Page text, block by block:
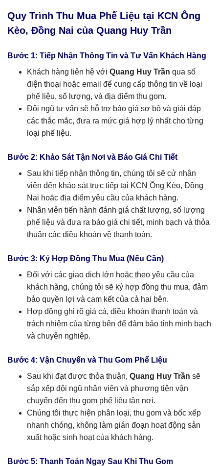
Quy Trình Thu Mua Phế Liệu tại KCN Ông
Kèo, Đồng Nai của Quang Huy Trần
Bước 1: Tiếp Nhận Thông Tin và Tư Vấn Khách Hàng
Khách hàng liên hệ với Quang Huy Trần qua số
điện thoại hoặc email để cung cấp thông tin về loại
phế liệu, số lượng, và địa điểm thu gom.
Đội ngũ tư vấn sẽ hỗ trợ báo giá sơ bộ và giải đáp
các thắc mắc, đưa ra mức giá hợp lý nhất cho từng
loại phế liệu.
Bước 2: Khảo Sát Tận Nơi và Báo Giá Chi Tiết
Sau khi tiếp nhận thông tin, chúng tôi sẽ cử nhân
viên đến khảo sát trực tiếp tại KCN Ông Kèo, Đồng
Nai hoặc địa điểm yêu cầu của khách hàng.
Nhân viên tiến hành đánh giá chất lượng, số lượng
phế liệu và đưa ra báo giá chi tiết, minh bạch và thỏa
thuận các điều khoản về thanh toán.
Bước 3: Ký Hợp Đồng Thu Mua (Nếu Cần)
Đối với các giao dịch lớn hoặc theo yêu cầu của
khách hàng, chúng tôi sẽ ký hợp đồng thu mua, đảm
bảo quyền lợi và cam kết của cả hai bên.
Hợp đồng ghi rõ giá cả, điều khoản thanh toán và
trách nhiệm của từng bên để đảm bảo tính minh bạch
và chuyên nghiệp.
Bước 4: Vận Chuyển và Thu Gom Phế Liệu
Sau khi đạt được thỏa thuận, Quang Huy Trần sẽ
sắp xếp đội ngũ nhân viên và phương tiện vận
chuyển đến thu gom phế liệu tận nơi.
Chúng tôi thực hiện phân loại, thu gom và bốc xếp
nhanh chóng, không làm gián đoạn hoạt động sản
xuất hoặc sinh hoạt của khách hàng.
Bước 5: Thanh Toán Ngay Sau Khi Thu Gom